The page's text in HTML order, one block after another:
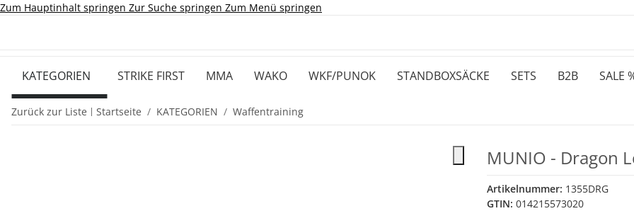
Zum Hauptinhalt springen Zur Suche springen Zum Menü springen
KATEGORIEN STRIKE FIRST MMA WAKO WKF/PUNOK STANDBOXSÄCKE SETS B2B SALE
Zurück zur Liste Startseite KATEGORIEN Waffentraining
MUNIO - Dragon
Artikelnummer: 1355DRG
GTIN: 014215573020